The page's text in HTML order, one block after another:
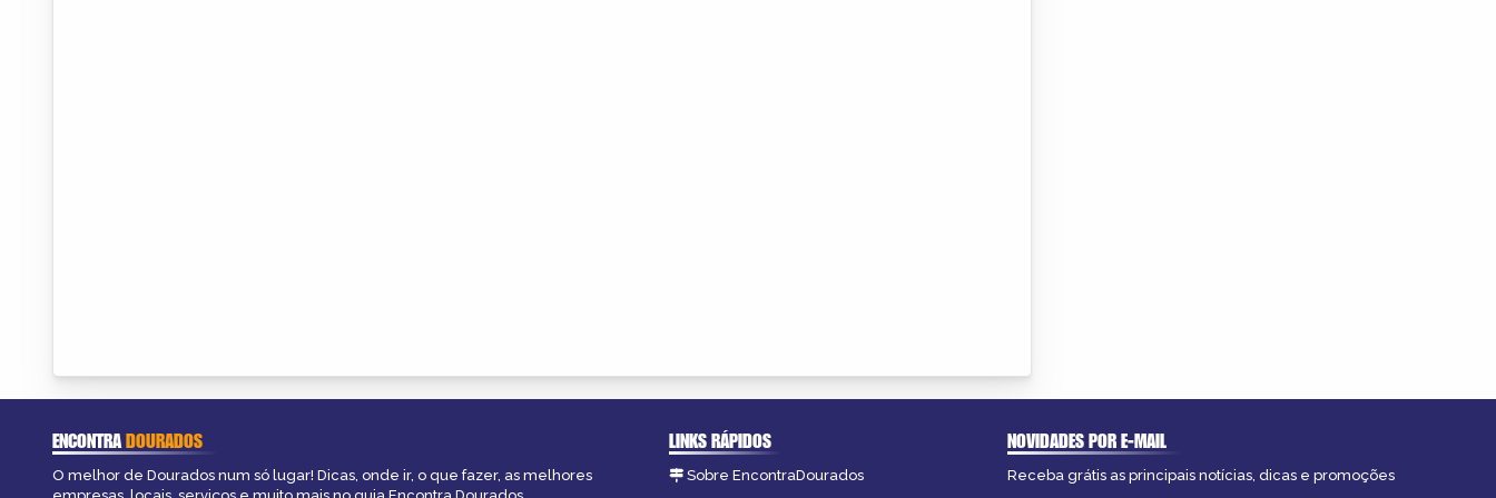
ENCONTRADOURADOS
O melhor de Dourados num só lugar! Dicas, onde ir, o que fazer, as melhores
LINKS RÁPIDOS
Sobre EncontraDourados
NOVIDADES POR E-MAIL
Receba grátis as principais notícias, dicas e promoções